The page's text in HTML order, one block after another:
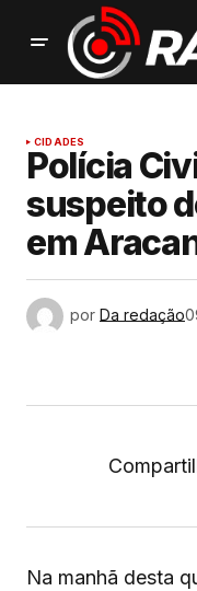
CIDADES
Polícia
suspeito
em
por Da redação
Na manhã desta